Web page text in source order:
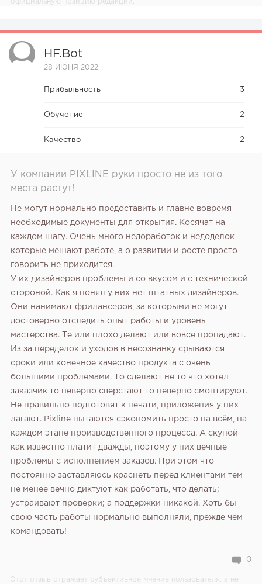
официальную позицию редакции.
HF.bot
28 ИЮНЯ 2022
Прибыльность 3
Обучение 2
Качество 2
У компании PIXLINE руки просто не из того
места растут!
Не могут нормально предоставить и главне вовремя
необходимые документы для открытия. Косячат на
каждом шагу. Очень много недоработок и недоделок
которые мешают работе, а о развитии и росте просто
говорить не приходится.
У их дизайнеров проблемы и со вкусом и с технической
стороной. Как я понял у них нет штатных дизайнеров.
Они нанимают фрилансеров, за которыми не могут
достоверно отследить опыт работы и уровень
мастерства. Те или плохо делают или вовсе пропадают.
Из за переделок и уходов в несознанку срываются
сроки или конечное качество продукта с очень
большими проблемами. То сделают не то что хотел
заказчик то неверно сверстают то неверно смонтируют.
Не правильно подготовят к печати, приложения у них
лагают. Pixline пытаются сэкономить просто на всём, на
каждом этапе производственного процесса. А скупой
как известно платит дважды, поэтому у них вечные
проблемы с исполнением заказов. При этом что
постоянно заставляюсь краснеть перед клиентами тем
не менее вечно диктуют как работать, что делать;
устраивают проверки; а поддержки никакой. Хоть бы
свою часть работы нормально выполняли, прежде чем
командовать!
0
Этот отзыв отражает субъективное мнение пользователя, а не